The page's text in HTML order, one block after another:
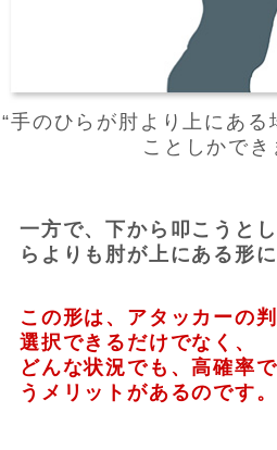
“手のひらが肘より上にあ
ことしかでき
一方で、下から叩こうと
らよりも肘が上にある形に
この形は、アタッカーの
選択できるだけでなく、
どんな状況でも、高確率
うメリットがあるのです。